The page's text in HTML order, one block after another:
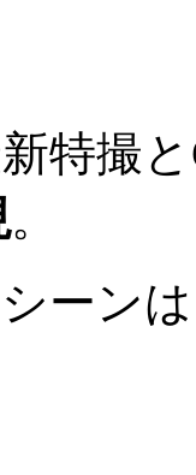
特撮
。
ーン